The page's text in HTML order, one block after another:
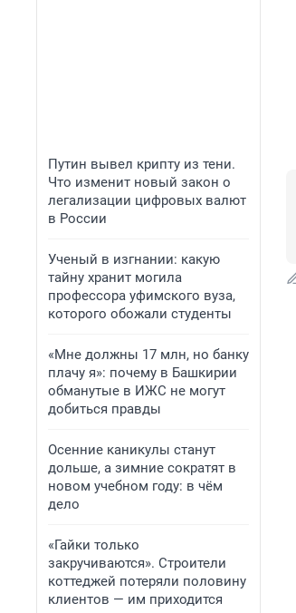
Путин вывел крипту из тени.
Что изменит новый закон о
легализации цифровых валют
в России
Ученый в изгнании: какую
тайну хранит могила
профессора уфимского вуза,
которого обожали студенты
«Мне должны 17 млн, но банку
плачу я»: почему в Башкирии
обманутые в ИЖС не могут
добиться правды
Осенние каникулы станут
дольше, а зимние сократят в
новом учебном году: в чём
дело
«Гайки только
закручиваются». Строители
коттеджей потеряли половину
клиентов — им приходится